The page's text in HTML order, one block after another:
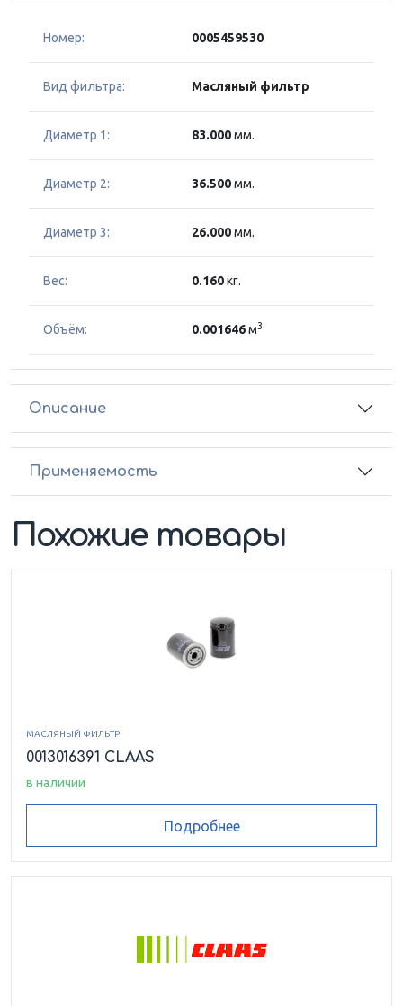
Номер: 0005459530
Вид фильтра: Масляный фильтр
Диаметр 1: 83.000мм.
Диаметр 2: 36.500мм.
Диаметр 3: 26.000мм.
Вес: 0.160кг.
Объём: 0.001646м3
Описание
Применяемость
Похожие товары
МАСЛЯНЫЙ ФИЛЬТР
0013016391 CLAAS
в наличии
Подробнее